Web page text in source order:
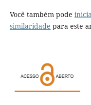
Você também pode
similaridade para este